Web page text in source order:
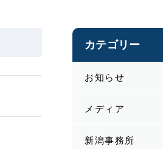
カテゴリー
お知らせ
メディア
新潟事務所